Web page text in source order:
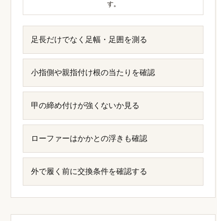
す。
足長だけでなく足幅・足囲を測る
小指側や親指付け根の当たりを確認
甲の締め付けが強くないか見る
ローファーはかかとの浮きも確認
外で履く前に交換条件を確認する